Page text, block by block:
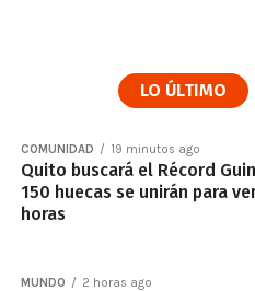
LO ÚLTIMO
COMUNIDAD 19 minutos ago
Quito buscará el Récord
150 huecas se unirán para
horas
MUNDO 2 horas ago